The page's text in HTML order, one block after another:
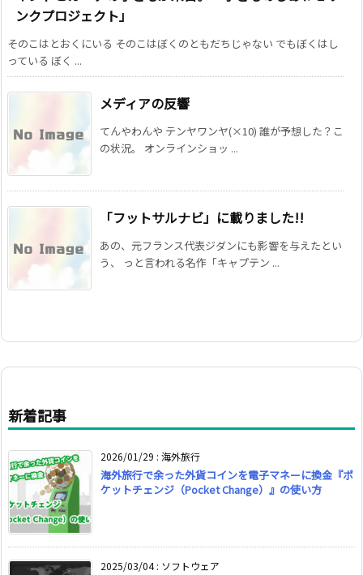
ンクプロジェクト」
そのこはとおくにいる そのこはぼくのともだちじゃない でもぼくはし
っている ぼく ...
メディアの反響
てんやわんや テンヤワンヤ(×10) 誰が予想した？こ
の状況。 オンラインショッ ...
「フットサルナビ」に載りました!!
あの、元フランス代表ジダンにも影響を与えたとい
う、 っと言われる名作「キャプテン ...
新着記事
2026/01/29 : 海外旅行
海外旅行で余った外貨コインを電子マネーに換金『ポ
ケットチェンジ（Pocket Change）』の使い方
2025/03/04: ソフトウェア